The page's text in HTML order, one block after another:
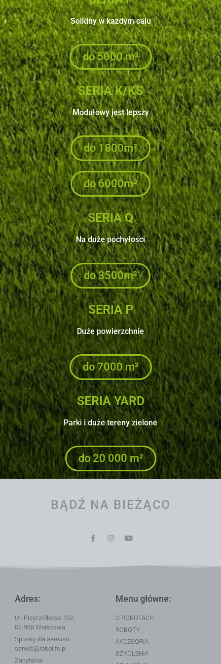
Solidny w każdym calu
do 5000 m²
SERIA K/KS
Modułowy jest lepszy
do 1800m²
do 6000m²
SERIA Q
Na duże pochyłości
do 3500m²
SERIA P
Duże powierzchnie
do 7000 m²
SERIA YARD
Parki i duże tereny zielone
do 20 000 m²
BĄDŹ NA BIEŻĄCO
Adres:
Ul. Przyczółkowa 152,
02-968 Warszawa
Sprawy dla serwisu:
serwis@robolife.pl
Zapytania:
Menu główne:
O ROBOTACH
ROBOTY
AKCESORIA
SZKOLENIA